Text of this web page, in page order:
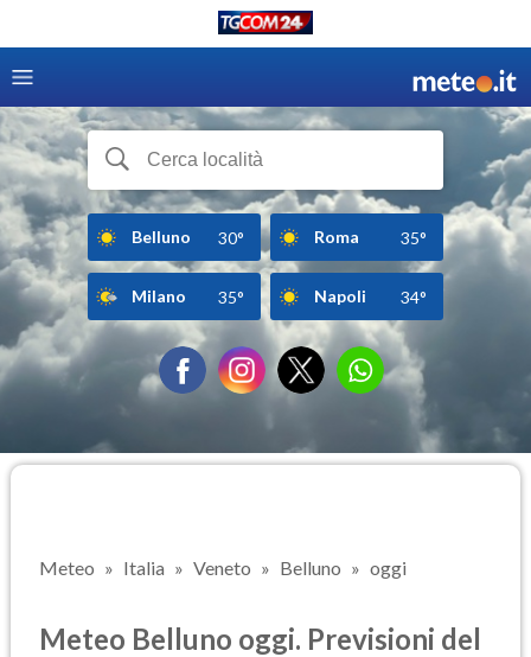
Belluno 30° Roma 35°
Milano 35° Napoli 34°
Meteo Italia Veneto Belluno oggi
Meteo Belluno oggi. Previsioni del